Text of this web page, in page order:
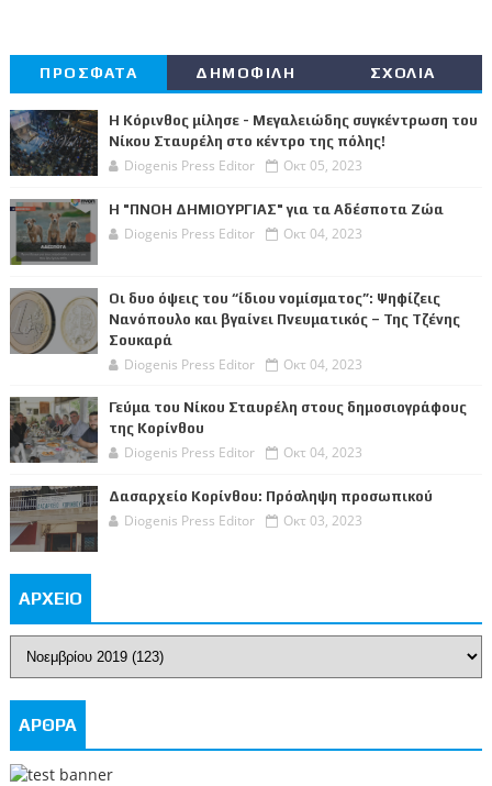
ΠΡΟΣΦΑΤΑ ΔΗΜΟΦΙΛΗ ΣΧΟΛΙΑ
Η Κόρινθος μίλησε - Μεγαλειώδης συγκέντρωση του
Νίκου Σταυρέλη στο κέντρο της πόλης!
Diogenis Press Editor Οκτ 05, 2023
Η "ΠΝΟΗ ΔΗΜΙΟΥΡΓΙΑΣ" για τα Αδέσποτα Ζώα
Diogenis Press Editor Οκτ 04, 2023
Οι δυο όψεις του “ίδιου νομίσματος”: Ψηφίζεις
Νανόπουλο και βγαίνει Πνευματικός – Της Τζένης
Σουκαρά
Diogenis Press Editor Οκτ 04, 2023
Γεύμα του Νίκου Σταυρέλη στους δημοσιογράφους
της Κορίνθου
Diogenis Press Editor Οκτ 04, 2023
Δασαρχείο Κορίνθου: Πρόσληψη προσωπικού
Diogenis Press Editor Οκτ 03, 2023
ΑΡΧΕΙΟ
ΑΡΘΡΑ